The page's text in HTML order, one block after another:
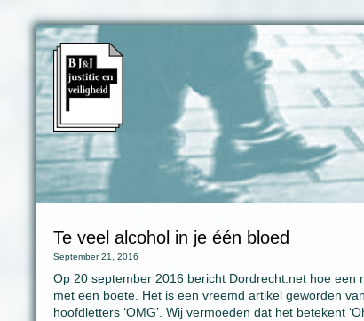
Te veel alcohol in je één bloed
September 21, 2016
Op 20 september 2016 bericht Dordrecht.net hoe
met een boete. Het is een vreemd artikel geworden
hoofdletters ‘OMG’. Wij vermoeden dat het betekent